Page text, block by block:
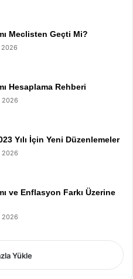
Meclisten Geçti Mi?
2026
Hesaplama Rehberi
2026
Yılı İçin Yeni Düzenlemeler
2026
ve Enflasyon Farkı Üzerine
2026
Yükle